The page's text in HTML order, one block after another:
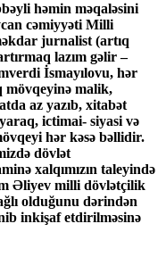
həmin məqaləsini
cəmiyyəti Milli
jurnalist (artıq
lazım gəlir –
İsmayılovu, hər
mövqeyinə malik,
az yazıb, xitabət
ictimai- siyasi və
hər kəsə bəllidir.
dövlət
xalqımızın taleyində
Əliyev milli dövlətçilik
olduğunu dərindən
inkişaf etdirilməsinə